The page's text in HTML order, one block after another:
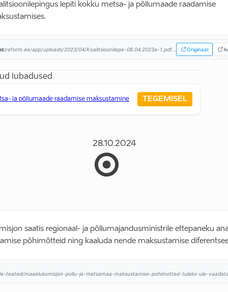
lepiti kokku metsa- ja põllumaade raadamise
reform.ee/app/uploads/2023/04/Koalitsioonilepe-08.04.2023a-1.pdf... Originaal
lubadused
ja põllumaade raadamise maksustamine TEGEMISEL
28.10.2024
saatis regionaal- ja põllumajandusministrile ettepaneku
põhimõtteid ning kaaluda nende maksustamise
teated/maaelukomisjon-pollu-ja-metsamaa-maksustamise-pohimotted-tuleks-ule-